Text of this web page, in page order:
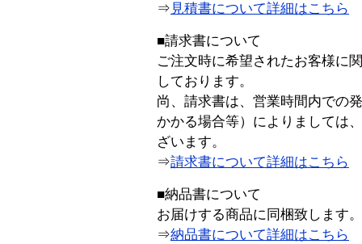
⇒ 見積書について詳細はこちら
■請求書について
ご注文時に希望されたお客様に
しております。
尚、請求書は、営業時間内での
かかる場合等）によりましては
ざいます。
⇒請求書について詳細はこちら
■納品書について
お届けする商品に同梱致します。
⇒納品書について詳細はこちら